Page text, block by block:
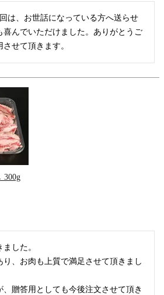
は、お世話になっている方へ送らせ
喜んでいただけました。ありがとうご
せて頂きます。
300g
した。
り、お肉も上質で満足させて頂きまし
贈答用としても今後注文させて頂き